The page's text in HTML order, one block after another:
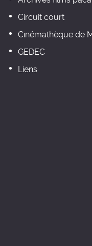
Circuit court
Cinémathèque de
GEDEC
Liens